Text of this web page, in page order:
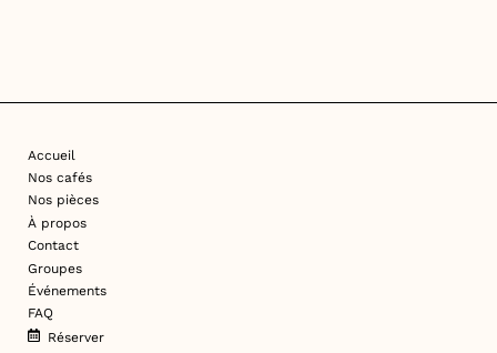
Accueil
Nos cafés
Nos pièces
À propos
Contact
Groupes
Événements
FAQ
Réserver